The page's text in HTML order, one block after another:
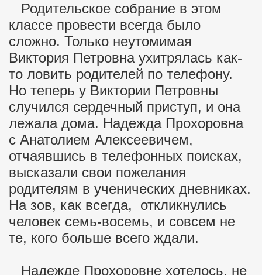
Родительское собрание в этом
классе провести всегда было
сложно. Только неутомимая
Виктория Петровна ухитрялась как-
то ловить родителей по телефону.
Но теперь у Виктории Петровны
случился сердечный приступ, и она
лежала дома. Надежда Прохоровна
с Анатолием Алексеевичем,
отчаявшись в телефонных поисках,
высказали свои пожелания
родителям в ученических дневниках.
На зов, как всегда, откликнулись
человек семь-восемь, и совсем не
те, кого больше всего ждали.
Надежде Прохоровне хотелось, не